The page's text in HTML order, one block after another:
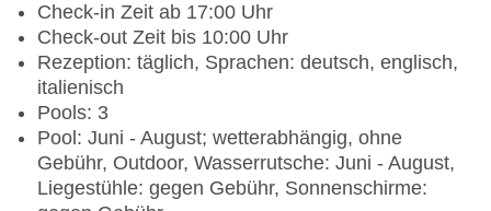
Check-in Zeit ab 17:00 Uhr
Check-out Zeit bis 10:00 Uhr
Rezeption: täglich, Sprachen: deutsch, englisch,
italienisch
Pools: 3
Pool: Juni - August; wetterabhängig, ohne
Gebühr, Outdoor, Wasserrutsche: Juni - August,
Liegestühle: gegen Gebühr, Sonnenschirme: